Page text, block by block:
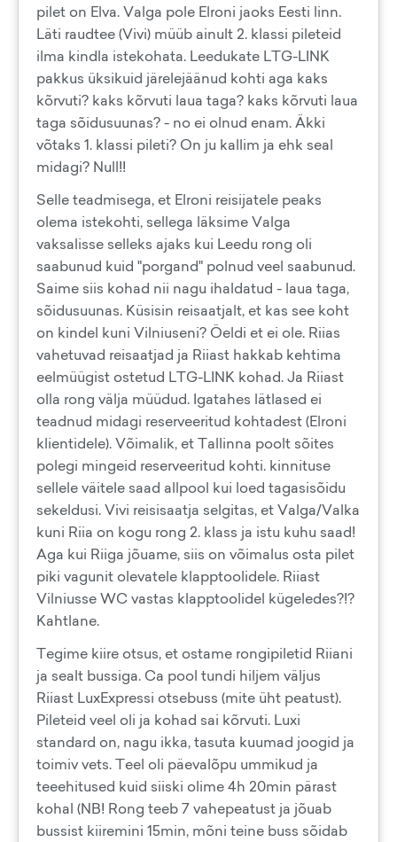
pilet on Elva. Valga pole Elroni jaoks Eesti linn.
Läti raudtee (Vivi) müüb ainult 2. klassi pileteid
ilma kindla istekohata. Leedukate LTG-LINK
pakkus üksikuid järelejäänud kohti aga kaks
kõrvuti? kaks kõrvuti laua taga? kaks kõrvuti laua
taga sõidusuunas? - no ei olnud enam. Äkki
võtaks 1. klassi pileti? On ju kallim ja ehk seal
midagi? Null!!
Selle teadmisega, et Elroni reisijatele peaks
olema istekohti, sellega läksime Valga
vaksalisse selleks ajaks kui Leedu rong oli
saabunud kuid "porgand" polnud veel saabunud.
Saime siis kohad nii nagu ihaldatud - laua taga,
sõidusuunas. Küsisin reisaatjalt, et kas see koht
on kindel kuni Vilniuseni? Öeldi et ei ole. Riias
vahetuvad reisaatjad ja Riiast hakkab kehtima
eelmüügist ostetud LTG-LINK kohad. Ja Riiast
olla rong välja müüdud. Igatahes lätlased ei
teadnud midagi reserveeritud kohtadest (Elroni
klientidele). Võimalik, et Tallinna poolt sõites
polegi mingeid reserveeritud kohti. kinnituse
sellele väitele saad allpool kui loed tagasisõidu
sekeldusi. Vivi reisisaatja selgitas, et Valga/Valka
kuni Riia on kogu rong 2. klass ja istu kuhu saad!
Aga kui Riiga jõuame, siis on võimalus osta pilet
piki vagunit olevatele klapptoolidele. Riiast
Vilniusse WC vastas klapptoolidel kügeledes?!?
Kahtlane.
Tegime kiire otsus, et ostame rongipiletid Riiani
ja sealt bussiga. Ca pool tundi hiljem väljus
Riiast LuxExpressi otsebuss (mite üht peatust).
Pileteid veel oli ja kohad sai kõrvuti. Luxi
standard on, nagu ikka, tasuta kuumad joogid ja
toimiv vets. Teel oli päevalõpu ummikud ja
teeehitused kuid siiski olime 4h 20min pärast
kohal (NB! Rong teeb 7 vahepeatust ja jõuab
bussist kiiremini 15min, mõni teine buss sõidab